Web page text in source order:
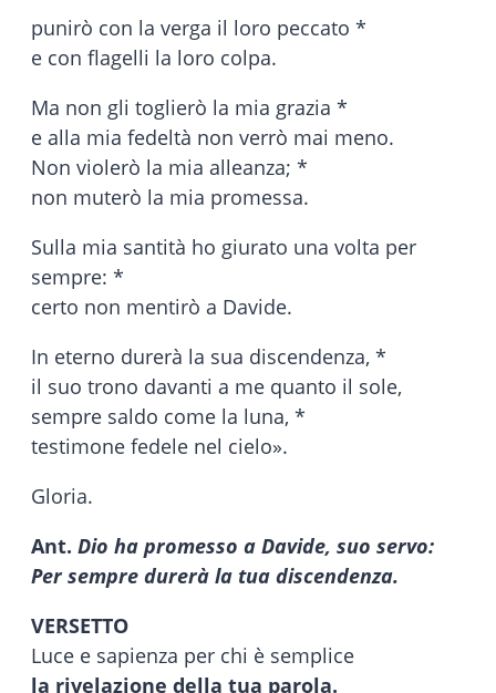
punirò con la verga il loro peccato *
e con flagelli la loro colpa.
Ma non gli toglierò la mia grazia *
e alla mia fedeltà non verrò mai meno.
Non violerò la mia alleanza; *
non muterò la mia promessa.
Sulla mia santità ho giurato una volta per
sempre: *
certo non mentirò a Davide.
In eterno durerà la sua discendenza, *
il suo trono davanti a me quanto il sole,
sempre saldo come la luna, *
testimone fedele nel cielo».
Gloria.
Ant. Dio ha promesso a Davide, suo servo:
Per sempre durerà la tua discendenza.
VERSETTO
Luce e sapienza per chi è semplice
la rivelazione della tua parola.